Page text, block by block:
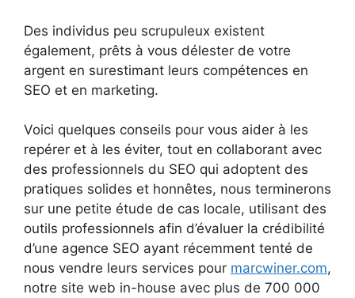
Des individus peu scrupuleux existent
également, prêts à vous délester de votre
argent en surestimant leurs compétences en
SEO et en marketing.
Voici quelques conseils pour vous aider à les
repérer et à les éviter, tout en collaborant avec
des professionnels du SEO qui adoptent des
pratiques solides et honnêtes, nous terminerons
sur une petite étude de cas locale, utilisant des
outils professionnels afin d’évaluer la crédibilité
d’une agence SEO ayant récemment tenté de
nous vendre leurs services pour marcwiner.com,
notre site web in-house avec plus de 700 000